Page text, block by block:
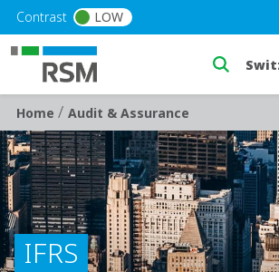
Skip to main content
Contrast LOW
Breadcrumb
Home/ Audit & Assurance
IFRS